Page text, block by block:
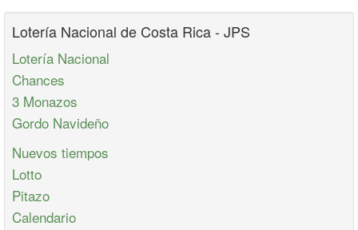
Lotería Nacional de Costa Rica - JPS
Lotería Nacional
Chances
3 Monazos
Gordo Navideño
Nuevos tiempos
Lotto
Pitazo
Calendario